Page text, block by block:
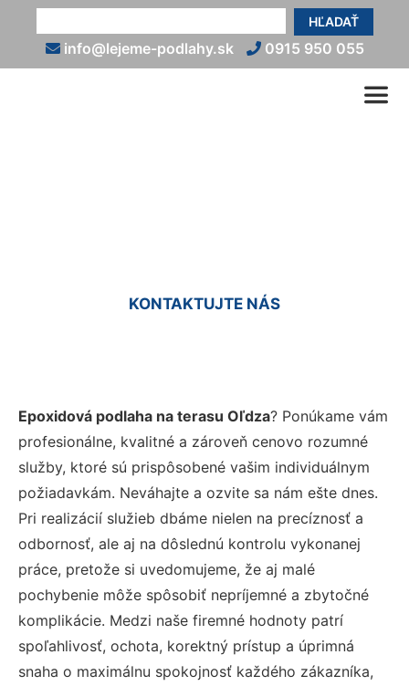
HĽADAŤ
info@lejeme-podlahy.sk 0915 950 055
KONTAKTUJTE NÁS
Epoxidová podlaha na terasu Oľdza? Ponúkame vám
profesionálne, kvalitné a zároveň cenovo rozumné
služby, ktoré sú prispôsobené vašim individuálnym
požiadavkám. Neváhajte a ozvite sa nám ešte dnes.
Pri realizácií služieb dbáme nielen na precíznosť a
odbornosť, ale aj na dôslednú kontrolu vykonanej
práce, pretože si uvedomujeme, že aj malé
pochybenie môže spôsobiť nepríjemné a zbytočné
komplikácie. Medzi naše firemné hodnoty patrí
spoľahlivosť, ochota, korektný prístup a úprimná
snaha o maximálnu spokojnosť každého zákazníka,